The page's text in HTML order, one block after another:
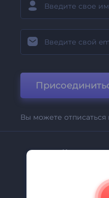
Вы можете
Компания
Свяжитесь С